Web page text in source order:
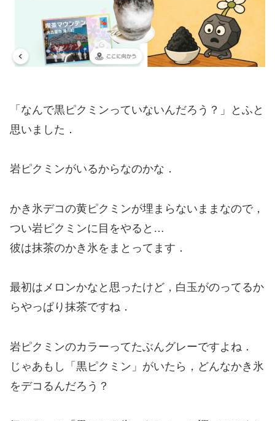
「なんで黒ピクミンっていないんだろう？」とふと
思いました．
岩ピクミンがいるからなのかな．
かき氷デコの黄ピクミンが埋まらないままなので，
つい岩ピクミンに目をやると…
彼は抹茶のかき氷をまとってます．
最初はメロンかなと思ったけど，白玉がのってるか
らやっぱり抹茶ですね．
岩ピクミンのカラーってたぶんグレーですよね．
じゃあもし「黒ピクミン」がいたら，どんなかき氷
をデコるんだろう？